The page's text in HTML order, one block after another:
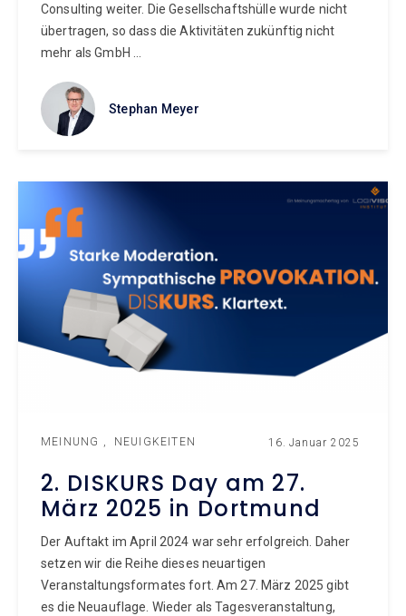
Consulting weiter. Die Gesellschaftshülle wurde nicht
übertragen, so dass die Aktivitäten zukünftig nicht
mehr als GmbH ...
Stephan Meyer
MEINUNG NEUIGKEITEN 16. Januar 2025
2. DISKURS Day am 27.
März 2025 in Dortmund
Der Auftakt im April 2024 war sehr erfolgreich. Daher
setzen wir die Reihe dieses neuartigen
Veranstaltungsformates fort. Am 27. März 2025 gibt
es die Neuauflage. Wieder als Tagesveranstaltung,